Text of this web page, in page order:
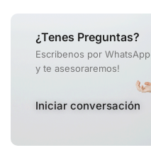
¿Tenes Preguntas?
Escribenos por WhatsApp
y te asesoraremos!
Iniciar conversación